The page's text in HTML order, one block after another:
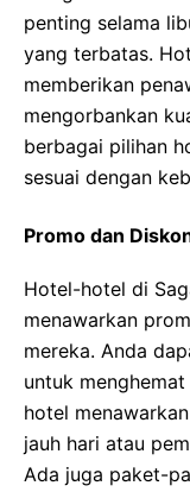
penting selama
yang terbatas.
memberikan
mengorbankan
berbagai pilihan
sesuai dengan
Promo dan
Hotel-hotel di
menawarkan
mereka. Anda
untuk
hotel
jauh hari atau
Ada juga paket-